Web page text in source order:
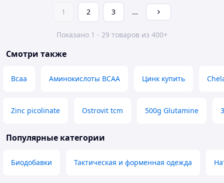
1 2 3 ...
Показано 1 - 29 товаров из 400+
Смотри также
Bcaa Аминокислоты BCAA Цинк купить
Zinc picolinate Ostrovit tcm 500g Glutamine
Популярные категории
Биодобавки Тактическая и форменная одежда